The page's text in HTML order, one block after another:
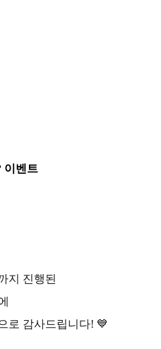
이벤트
지 진행된
로 감사드립니다! 💙